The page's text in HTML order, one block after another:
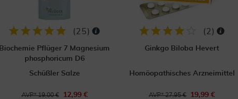
(25)
Biochemie Pflüger 7 Magnesium
phosphoricum D6
Schüßler Salze
AVP* 19,00 €
12,99 €
(2 )
Ginkgo Biloba Hevert
Homöopathisches Arzneimittel
AVP* 27,95 €
19,99 €